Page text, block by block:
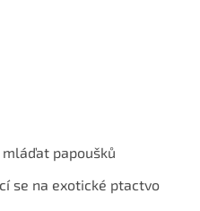
papoušků
se na exotické ptactvo